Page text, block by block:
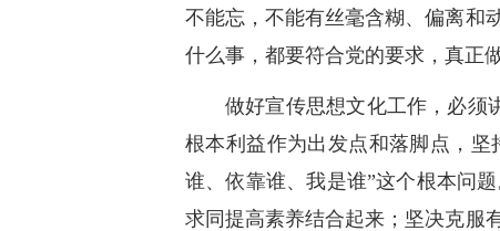
不能忘，不能有丝毫含糊、偏离和
什么事，都要符合党的要求，真正
做好宣传思想文化工作，必须
根本利益作为出发点和落脚点，
谁、依靠谁、我是谁”这个根本问
求同提高素养结合起来；坚决克服